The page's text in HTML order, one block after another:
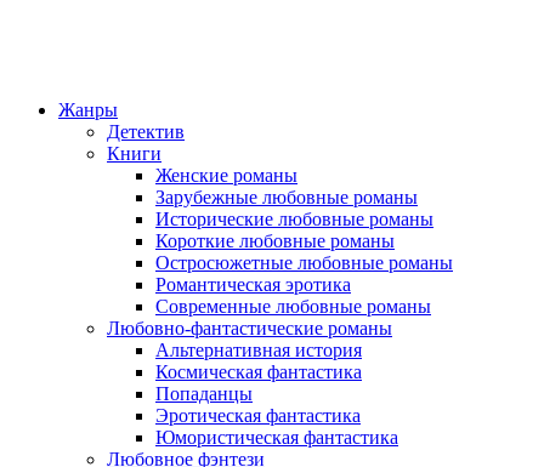
Жанры
Детектив
Книги
Женские романы
Зарубежные любовные романы
Исторические любовные романы
Короткие любовные романы
Остросюжетные любовные романы
Романтическая эротика
Современные любовные романы
Любовно-фантастические романы
Альтернативная история
Космическая фантастика
Попаданцы
Эротическая фантастика
Юмористическая фантастика
Любовное фэнтези